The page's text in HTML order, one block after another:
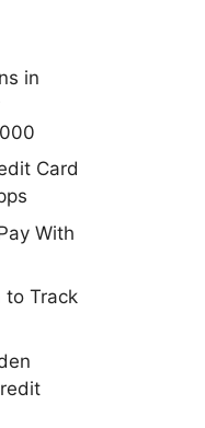
in
Card
With
to Track